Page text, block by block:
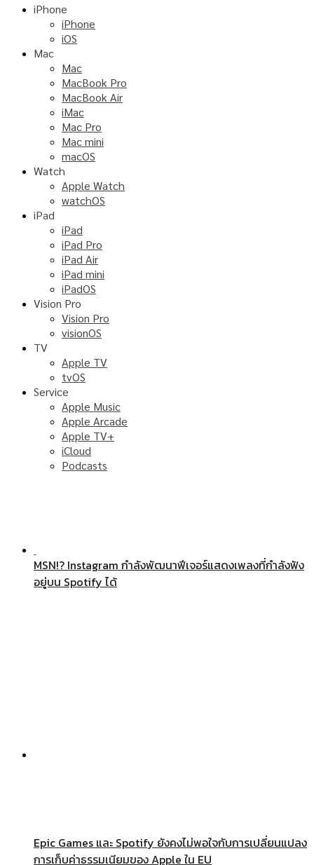
iPhone
iPhone
iOS
Mac
Mac
MacBook Pro
MacBook Air
iMac
Mac Pro
Mac mini
macOS
Watch
Apple Watch
watchOS
iPad
iPad
iPad Pro
iPad Air
iPad mini
iPadOS
Vision Pro
Vision Pro
visionOS
TV
Apple TV
tvOS
Service
Apple Music
Apple Arcade
Apple TV+
iCloud
Podcasts
MSN!? Instagram กำลังพัฒนาฟีเจอร์แสดงเพลงที่กำลังฟัง
อยู่บน Spotify ได้
Epic Games และ Spotify ยังคงไม่พอใจกับการเปลี่ยนแปลง
การเก็บค่าธรรมเนียมของ Apple ใน EU